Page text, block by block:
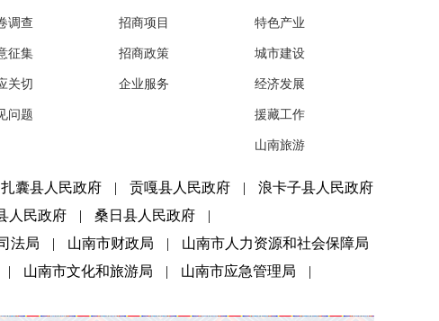
调查
征集
关切
问题
招商项目
招商政策
企业服务
特色产业
城市建设
经济发展
援藏工作
山南旅游
扎囊县人民政府 | 贡嘎县人民政府 |
浪卡子县人民政府
人民政府 | 桑日县人民政府
|
法局 | 山南市财政局 |
山南市人力资源和社会保障局
| 山南市文化和旅游局 | 山南市应急管理局
|